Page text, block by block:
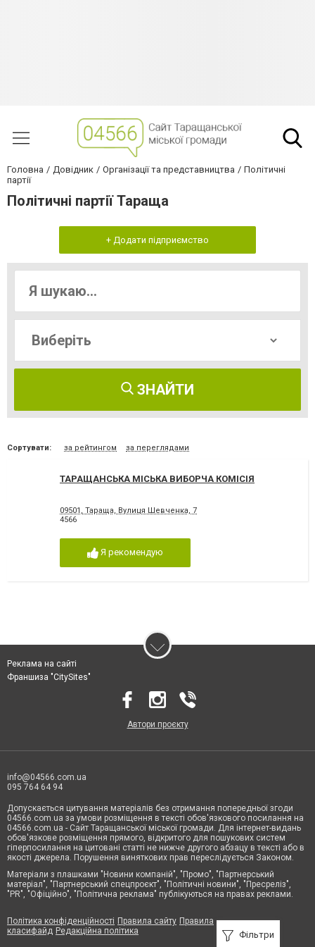
Головна Довідник Організації та представництва
Політичні
партії
Політичні партії Тараща
+ Додати підприємство
ЗНАЙТИ
Сортувати: за рейтингом за переглядами
ТАРАЩАНСЬКА МІСЬКА ВИБОРЧА КОМІСІЯ
09501, Тараща, Вулиця Шевченка, 7
4566
Я рекомендую
Фільтри
Реклама на сайті
Франшиза "CitySites"
Автори проєкту
info@04566.com.ua
095 764 64 94
Допускається цитування матеріалів без отримання попередньої згоди
04566.com.ua за умови розміщення в тексті обов'язкового посилання на
04566.com.ua - Cайт Таращанської міської громади. Для інтернет-видань
обов'язкове розміщення прямого, відкритого для пошукових систем
гіперпосилання на цитовані статті не нижче другого абзацу в тексті або в
якості джерела. Порушення виняткових прав переслідується Законом.
Матеріали з плашками "Новини компаній", "Промо", "Партнерський
матеріал", "Партнерський спецпроєкт", "Політичні новини", "Пресреліз",
"PR", "Офіційно", "Політична реклама" публікуються на правах реклами.
Політика конфіденційності Правила сайту Правила
класифайд Редакційна політика